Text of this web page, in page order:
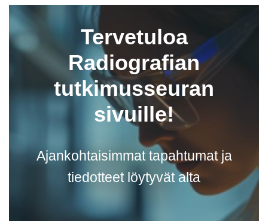
Tervetuloa
Radiografian
tutkimusseuran
sivuille!
Ajankohtaisimmat tapahtumat ja
tiedotteet löytyvät alta